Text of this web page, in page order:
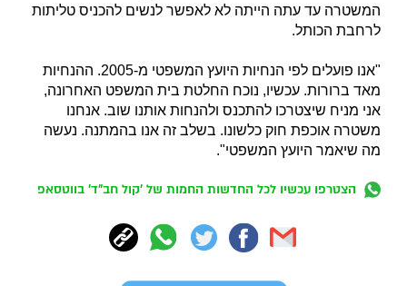
המשטרה עד עתה הייתה לא לאפשר לנשים להכניס טליתות
לרחבת הכותל.
"אנו פועלים לפי הנחיות היועץ המשפטי מ-2005. ההנחיות
מאד ברורות. עכשיו, נוכח החלטת בית המשפט האחרונה,
אני מניח שיצטרכו להתכנס ולהנחות אותנו שוב. אנחנו
משטרה אוכפת חוק כלשונו. בשלב זה אנו בהמתנה. נעשה
מה שיאמר היועץ המשפטי".
הצטרפו עכשיו לכל החדשות החמות של 'קול חב"ד' בווטסאפ